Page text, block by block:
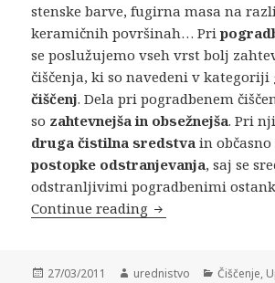
stenske barve, fugirna masa na
keramičnih površinah… Pri
se poslužujemo vseh vrst bolj
čiščenja, ki so navedeni v kategoriji
čiščenj. Dela pri pogradbenem
so zahtevnejša in obsežnejša. Pri
druga čistilna sredstva in
postopke odstranjevanja, saj se
odstranljivimi pogradbenimi
Continue reading Pogradbeno
Posted
27/03/2011 Author
urednistvo Čiščenje,